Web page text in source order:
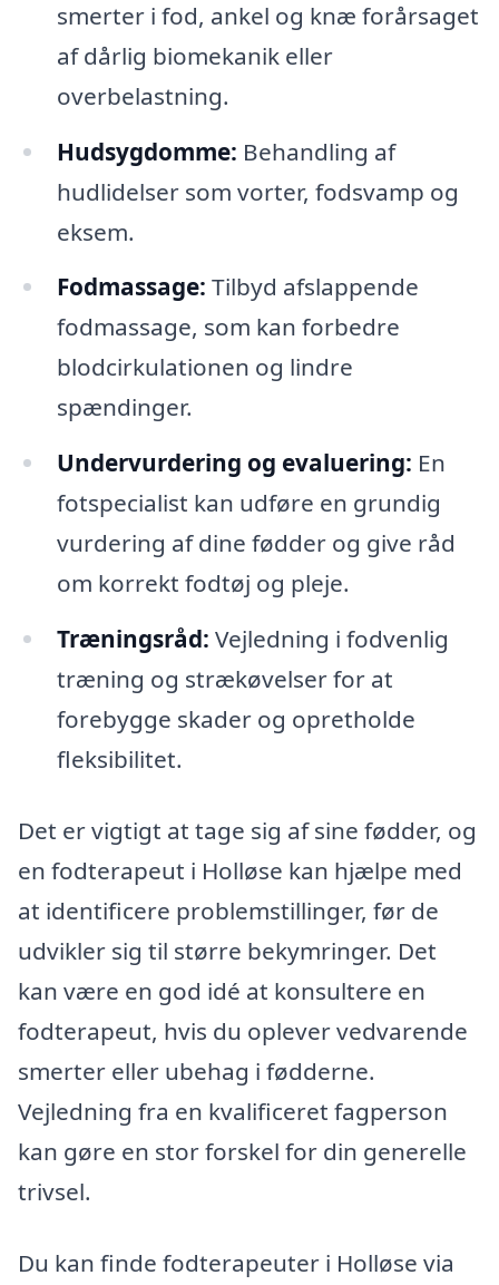
smerter i fod, ankel og knæ forårsaget
af dårlig biomekanik eller
overbelastning.
Hudsygdomme: Behandling af
hudlidelser som vorter, fodsvamp og
eksem.
Fodmassage: Tilbyd afslappende
fodmassage, som kan forbedre
blodcirkulationen og lindre
spændinger.
Undervurdering og evaluering: En
fotspecialist kan udføre en grundig
vurdering af dine fødder og give råd
om korrekt fodtøj og pleje.
Træningsråd: Vejledning i fodvenlig
træning og strækøvelser for at
forebygge skader og opretholde
fleksibilitet.
Det er vigtigt at tage sig af sine fødder, og
en fodterapeut i Holløse kan hjælpe med
at identificere problemstillinger, før de
udvikler sig til større bekymringer. Det
kan være en god idé at konsultere en
fodterapeut, hvis du oplever vedvarende
smerter eller ubehag i fødderne.
Vejledning fra en kvalificeret fagperson
kan gøre en stor forskel for din generelle
trivsel.
Du kan finde fodterapeuter i Holløse via